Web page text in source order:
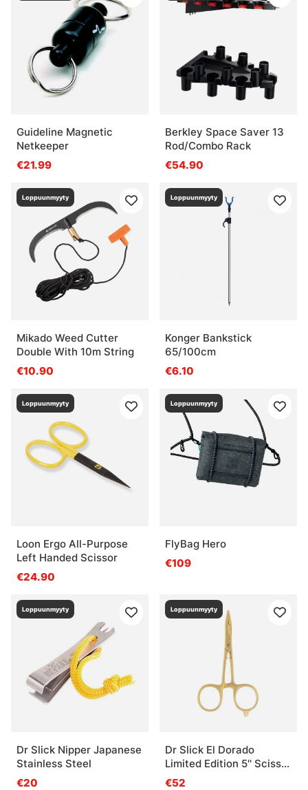
Guideline Magnetic
Netkeeper
€21.99
Berkley Space Saver 13
Rod/Combo Rack
€54.90
Loppuunmyyty
Mikado Weed Cutter
Double With 10m String
€10.90
Loppuunmyyty
Konger Bankstick
65/100cm
€6.10
Loppuunmyyty
Loon Ergo All-Purpose
Left Handed Scissor
€24.90
Loppuunmyyty
FlyBag Hero
€109
Loppuunmyyty
Dr Slick Nipper Japanese
Stainless Steel
€20
Loppuunmyyty
Dr Slick El Dorado
Limited Edition 5'' Scissor
Clamp
€52